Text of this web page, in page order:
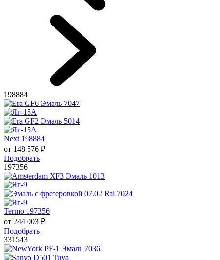
198884
Next 198884
от 148 576 ₽
Подобрать
197356
Termo 197356
от 244 003 ₽
Подобрать
331543